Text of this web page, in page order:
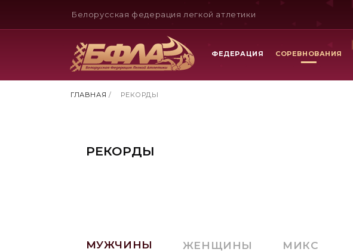
Белорусская федерация легкой атлетики
ФЕДЕРАЦИЯ СОРЕВНОВАНИЯ
ГЛАВНАЯ / РЕКОРДЫ
РЕКОРДЫ
МУЖЧИНЫ ЖЕНЩИНЫ МИКС